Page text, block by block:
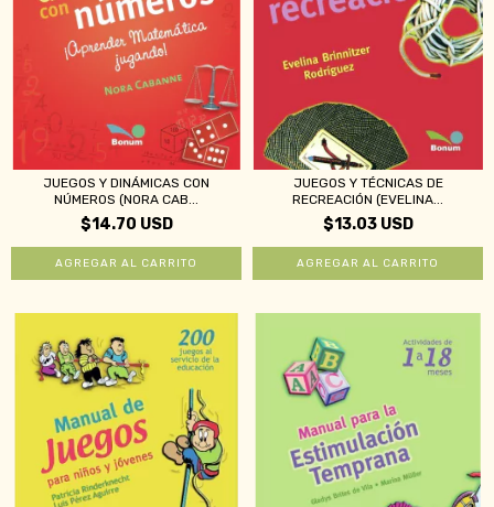
JUEGOS Y DINÁMICAS CON
NÚMEROS (NORA CAB...
$14.70 USD
JUEGOS Y TÉCNICAS DE
RECREACIÓN (EVELINA...
$13.03 USD